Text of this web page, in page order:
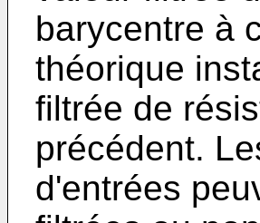
barycentre à
théorique
filtrée de
précédent.
d'entrées